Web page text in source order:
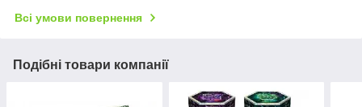
Всі умови повернення
Подібні товари компанії